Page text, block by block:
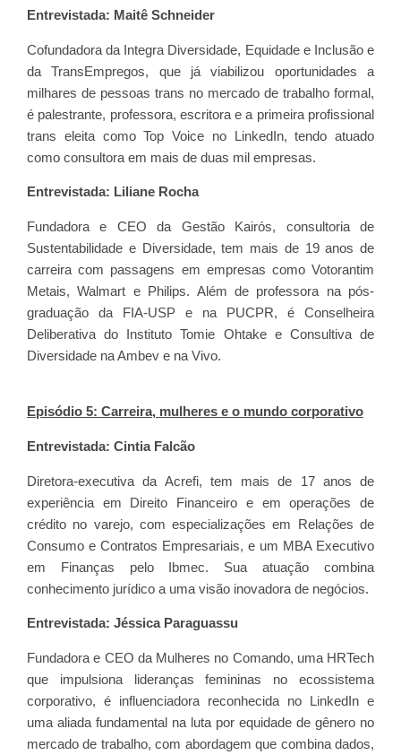
Entrevistada: Maitê Schneider
Cofundadora da Integra Diversidade, Equidade e Inclusão e
da TransEmpregos, que já viabilizou oportunidades a
milhares de pessoas trans no mercado de trabalho formal,
é palestrante, professora, escritora e a primeira profissional
trans eleita como Top Voice no LinkedIn, tendo atuado
como consultora em mais de duas mil empresas.
Entrevistada: Liliane Rocha
Fundadora e CEO da Gestão Kairós, consultoria de
Sustentabilidade e Diversidade, tem mais de 19 anos de
carreira com passagens em empresas como Votorantim
Metais, Walmart e Philips. Além de professora na pós-
graduação da FIA-USP e na PUCPR, é Conselheira
Deliberativa do Instituto Tomie Ohtake e Consultiva de
Diversidade na Ambev e na Vivo.
Episódio 5: Carreira, mulheres e o mundo corporativo
Entrevistada: Cintia Falcão
Diretora-executiva da Acrefi, tem mais de 17 anos de
experiência em Direito Financeiro e em operações de
crédito no varejo, com especializações em Relações de
Consumo e Contratos Empresariais, e um MBA Executivo
em Finanças pelo Ibmec. Sua atuação combina
conhecimento jurídico a uma visão inovadora de negócios.
Entrevistada: Jéssica Paraguassu
Fundadora e CEO da Mulheres no Comando, uma HRTech
que impulsiona lideranças femininas no ecossistema
corporativo, é influenciadora reconhecida no LinkedIn e
uma aliada fundamental na luta por equidade de gênero no
mercado de trabalho, com abordagem que combina dados,